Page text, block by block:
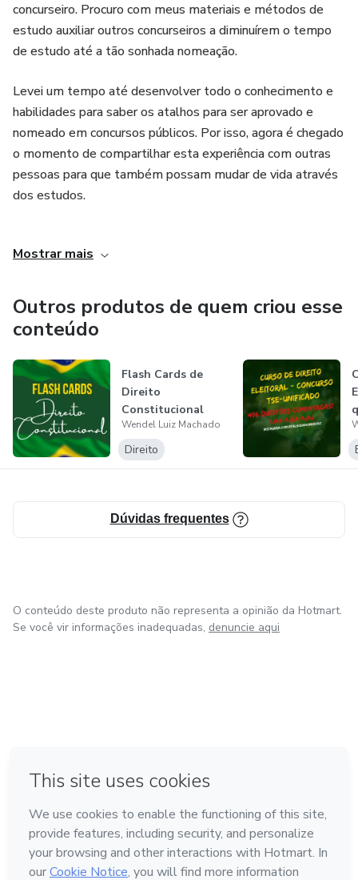
5. Permite que você identifique todos os assuntos do
edital que mais são abordados nas provas de Direito
questões, a profundidade e a forma como as questões
trazem os comandos dos enunciados etc. A sua prova está
literalmente mapeada. Isso preparará você para todos os
cenários e evitará surpresas desagradáveis na sua prova;
concurseiro. Procuro com meus materiais e métodos de
estudo auxiliar outros concurseiros a diminuírem o tempo
de estudo até a tão sonhada nomeação.
Levei um tempo até desenvolver todo o conhecimento e
habilidades para saber os atalhos para ser aprovado e
nomeado em concursos públicos. Por isso, agora é chegado
o momento de compartilhar esta experiência com outras
pessoas para que também possam mudar de vida através
dos estudos.
não querem perder tempo e vão disputar as vagas nos
Mostrar mais
Outros produtos de quem criou esse
conteúdo
Flash Cards de
Direito
Constitucional
para Concursos de
TRE-...
Wendel Luiz Machado
Direito
Dúvidas frequentes
O conteúdo deste produto não representa a opinião da Hotmart.
Se você vir informações inadequadas, denuncie aqui
Feito com ❤ em Bogotá
Conheça a Hotmart